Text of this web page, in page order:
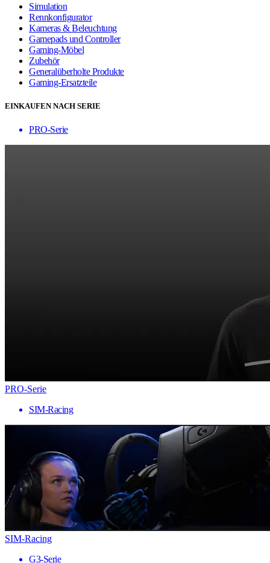
Simulation
Rennkonfigurator
Kameras & Beleuchtung
Gamepads und Controller
Gaming-Möbel
Zubehör
Generalüberholte Produkte
Gaming-Ersatzteile
EINKAUFEN NACH SERIE
PRO-Serie
PRO-Serie
SIM-Racing
SIM-Racing
G3-Serie